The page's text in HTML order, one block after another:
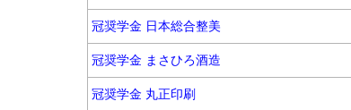
冠奨学金 日本総合整美
冠奨学金 まさひろ酒造
冠奨学金 丸正印刷